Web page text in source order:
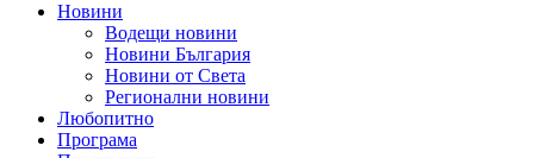
Новини
Водещи новини
Новини България
Новини от Света
Регионални новини
Любопитно
Програма